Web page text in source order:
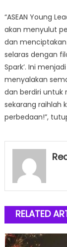
“ASEAN Young
akan menyulut
dan
selaras dengan
Spark’. Ini
menyalakan
dan berdiri untuk
sekarang raihlah
perbedaan!”,
RELATED